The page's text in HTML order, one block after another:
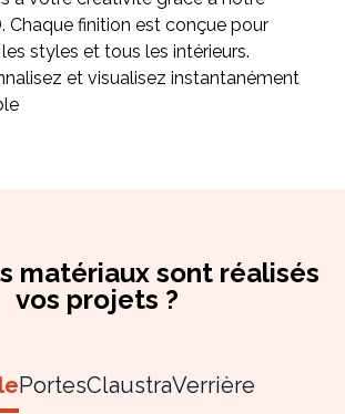
Chaque finition est conçue pour
styles et tous les intérieurs.
et visualisez instantanément
matériaux sont réalisés
vos projets ?
PortesClaustraVerrière